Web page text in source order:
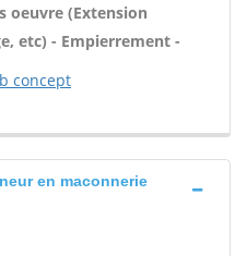
oeuvre (Extension
etc) - Empierrement -
concept
en maconnerie